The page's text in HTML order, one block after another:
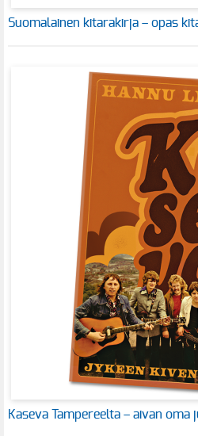
Suomalainen kitarakirja – opas
Kaseva Tampereelta – aivan oma